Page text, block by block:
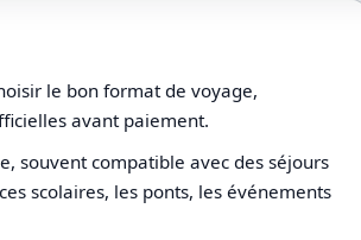
le bon format de voyage,
avant paiement.
souvent compatible avec des séjours
scolaires, les ponts, les événements